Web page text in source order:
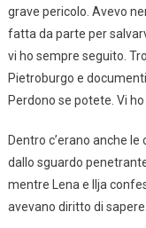
grave pericolo. Avevo
fatta da parte per
vi ho sempre seguito.
Pietroburgo e
Perdono se potete. Vi
Dentro c’erano anche
dallo sguardo
mentre Lena e Ilja
avevano diritto di sapere.